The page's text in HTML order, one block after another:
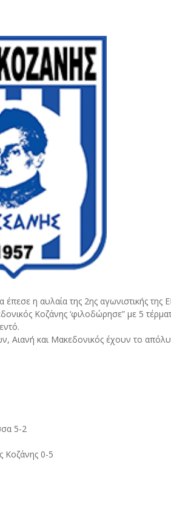
έπεσε η αυλαία της 2ης αγωνιστικής
Κοζάνης ‘φιλοδώρησε” με 5
Αιανή και Μακεδονικός έχουν το
5-2
Κοζάνης 0-5